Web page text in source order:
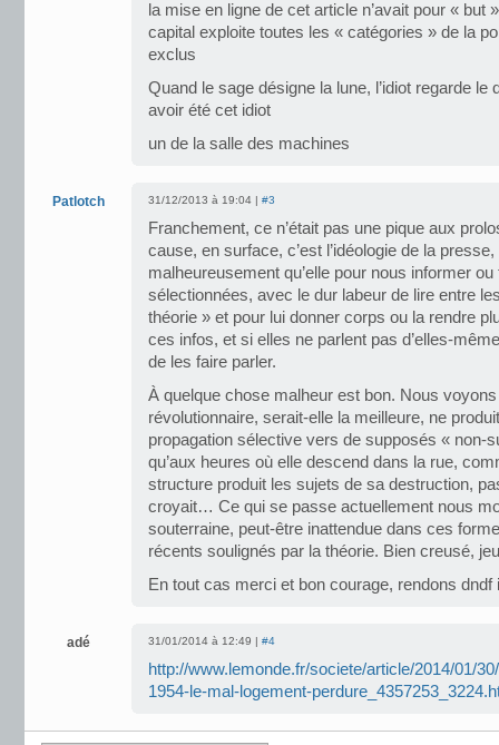
la mise en ligne de cet article n’avait pour « but
capital exploite toutes les « catégories » de la
exclus
Quand le sage désigne la lune, l’idiot regarde le
avoir été cet idiot
un de la salle des machines
Patlotch 31/12/2013 à 19:04 | #3
Franchement, ce n’était pas une pique aux
cause, en surface, c’est l’idéologie de la
malheureusement qu’elle pour nous informer
sélectionnées, avec le dur labeur de lire entre
théorie » et pour lui donner corps ou la rendre
ces infos, et si elles ne parlent pas d’elles-
de les faire parler.
À quelque chose malheur est bon. Nous
révolutionnaire, serait-elle la meilleure, ne
propagation sélective vers de supposés « non-
qu’aux heures où elle descend dans la rue,
structure produit les sujets de sa destruction,
croyait… Ce qui se passe actuellement nous
souterraine, peut-être inattendue dans ces
récents soulignés par la théorie. Bien creusé,
En tout cas merci et bon courage, rendons dndf
adé 31/01/2014 à 12:49 | #4
http://www.lemonde.fr/societe/article/2014/01/
1954-le-mal-logement-